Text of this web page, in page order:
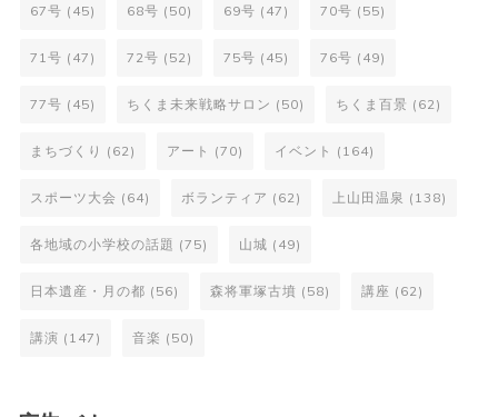
67号 (45) 68号 (50) 69号 (47) 70号 (55)
71号 (47) 72号 (52) 75号 (45) 76号 (49)
77号 (45) ちくま未来戦略サロン (50) ちくま百景 (62)
まちづくり (62) アート (70) イベント (164)
スポーツ大会 (64) ボランティア (62) 上山田温泉 (138)
各地域の小学校の話題 (75) 山城 (49)
日本遺産・月の都 (56) 森将軍塚古墳 (58) 講座 (62)
講演 (147) 音楽 (50)